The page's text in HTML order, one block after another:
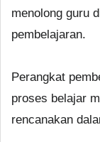
menolong guru
pembelajaran.
Perangkat
proses belajar
rencanakan